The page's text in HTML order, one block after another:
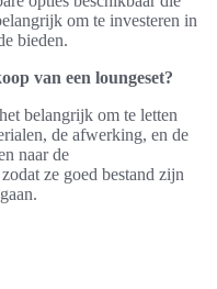
om te investeren in
bieden.
van een loungeset?
belangrijk om te letten
de afwerking, en de
naar de
ze goed bestand zijn